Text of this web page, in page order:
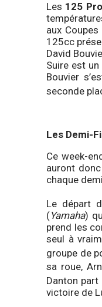
Les 125
aux
125cc
David
Suire est
Bouvier
seconde
Les Demi-
Ce week-
auront
chaque
Le départ
(Yamaha)
prend les
seul à
groupe de
sa roue,
Danton
victoire de